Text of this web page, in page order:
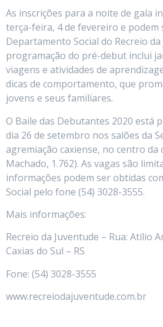
As inscrições para a noite de gala
terça-feira, 4 de fevereiro e podem
Departamento Social do Recreio
programação do pré-debut inclui
viagens e atividades de
dicas de comportamento, que
jovens e seus familiares.
O Baile das Debutantes 2020 está
dia 26 de setembro nos salões da
agremiação caxiense, no centro da
Machado, 1.762). As vagas são
informações podem ser obtidas
Social pelo fone (54) 3028-3555.
Mais informações:
Recreio da Juventude – Rua: Atílio
Caxias do Sul – RS
Fone: (54) 3028-3555
www.recreiodajuventude.com.br